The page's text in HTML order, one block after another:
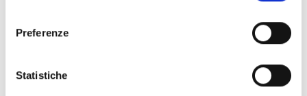
Preferenze
Statistiche